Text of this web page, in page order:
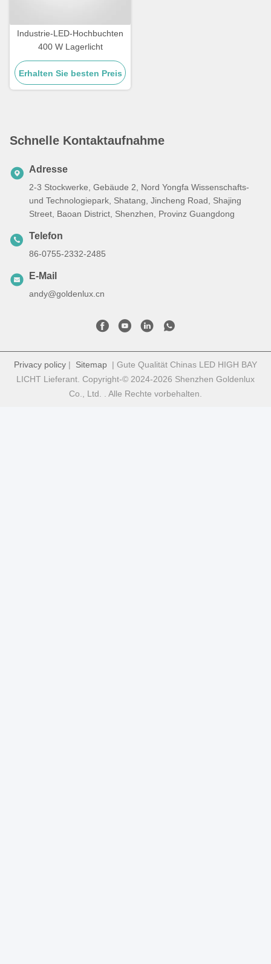
Industrie-LED-Hochbuchten
400 W Lagerlicht
Erhalten Sie besten Preis
Schnelle Kontaktaufnahme
Adresse
2-3 Stockwerke, Gebäude 2, Nord Yongfa Wissenschafts-
und Technologiepark, Shatang, Jincheng Road, Shajing
Street, Baoan District, Shenzhen, Provinz Guangdong
Telefon
86-0755-2332-2485
E-Mail
andy@goldenlux.cn
Privacy policy | Sitemap | Gute Qualität Chinas LED HIGH BAY
LICHT Lieferant. Copyright-© 2024-2026 Shenzhen Goldenlux
Co., Ltd. . Alle Rechte vorbehalten.